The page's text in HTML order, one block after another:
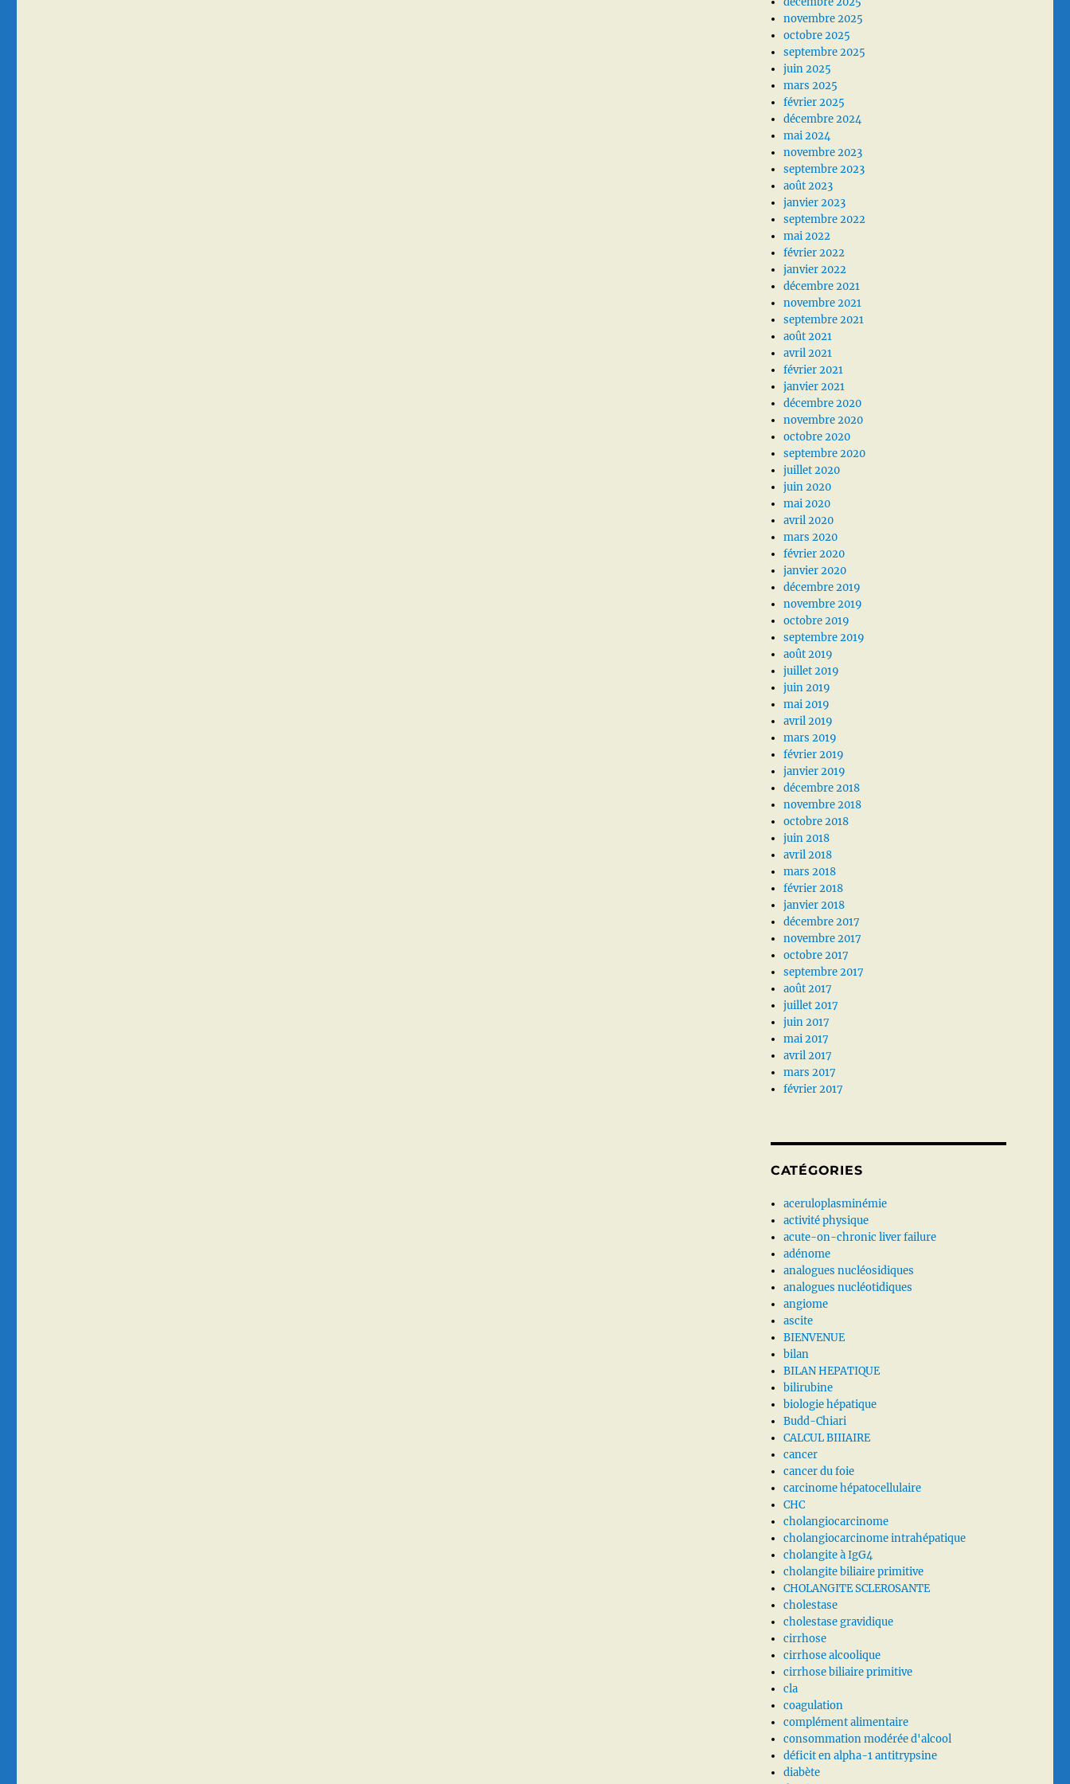
novembre 2025
octobre 2025
septembre 2025
juin 2025
mars 2025
février 2025
décembre 2024
mai 2024
novembre 2023
septembre 2023
août 2023
janvier 2023
septembre 2022
mai 2022
février 2022
janvier 2022
décembre 2021
novembre 2021
septembre 2021
août 2021
avril 2021
février 2021
janvier 2021
décembre 2020
novembre 2020
octobre 2020
septembre 2020
juillet 2020
juin 2020
mai 2020
avril 2020
mars 2020
février 2020
janvier 2020
décembre 2019
novembre 2019
octobre 2019
septembre 2019
août 2019
juillet 2019
juin 2019
mai 2019
avril 2019
mars 2019
février 2019
janvier 2019
décembre 2018
novembre 2018
octobre 2018
juin 2018
avril 2018
mars 2018
février 2018
janvier 2018
décembre 2017
novembre 2017
octobre 2017
septembre 2017
août 2017
juillet 2017
juin 2017
mai 2017
avril 2017
mars 2017
février 2017
CATÉGORIES
aceruloplasminémie
activité physique
acute-on-chronic liver failure
adénome
analogues nucléosidiques
analogues nucléotidiques
angiome
ascite
BIENVENUE
bilan
BILAN HEPATIQUE
bilirubine
biologie hépatique
Budd-Chiari
CALCUL BIIIAIRE
cancer
cancer du foie
carcinome hépatocellulaire
CHC
cholangiocarcinome
cholangiocarcinome intrahépatique
cholangite à IgG4
cholangite biliaire primitive
CHOLANGITE SCLEROSANTE
cholestase
cholestase gravidique
cirrhose
cirrhose alcoolique
cirrhose biliaire primitive
cla
coagulation
complément alimentaire
consommation modérée d'alcool
déficit en alpha-1 antitrypsine
diabète